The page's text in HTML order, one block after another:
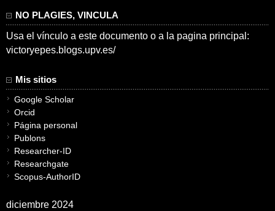
NO PLAGIES, VINCULA
Usa el vínculo a este documento o a la pagina principal:
victoryepes.blogs.upv.es/
Mis sitios
Google Scholar
Orcid
Página personal
Publons
Researcher-ID
Researchgate
Scopus-AuthorID
diciembre 2024